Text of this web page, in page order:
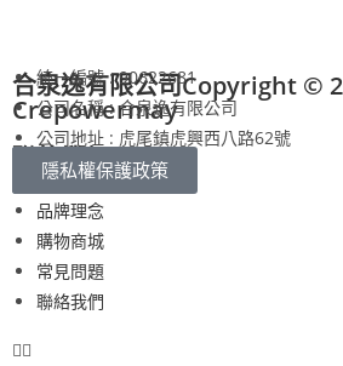
統一編號 : 90622681
公司名稱 : 合泉逸有限公司
公司地址 : 虎尾鎮虎興西八路62號
合泉逸有限公司Copyright ©
Crepowermay
最新消息
品牌理念
購物商城
常見問題
聯絡我們
聯絡我們
05-632-2598
購物須知
隱私權保護政策